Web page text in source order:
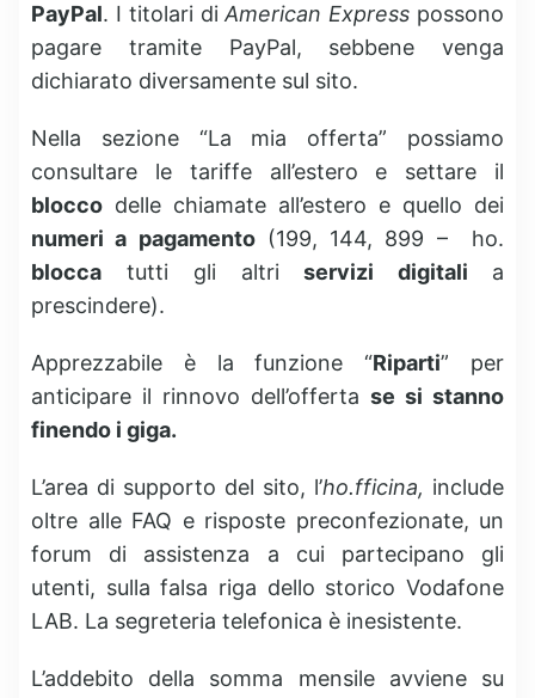
PayPal. I titolari diAmerican Express possono
pagare tramite PayPal, sebbene venga
dichiarato diversamente sul sito.
Nella sezione “La mia offerta” possiamo
consultare le tariffe all’estero e settare il
blocco delle chiamate all’estero e quello dei
numeri a pagamento(199, 144, 899 – ho.
blocca tutti gli altriservizi digitali a
prescindere).
Apprezzabile è la funzione “Riparti” per
anticipare il rinnovo dell’offerta se si stanno
finendo i giga.
L’area di supporto del sito, l’ho.fficina, include
oltre alle FAQ e risposte preconfezionate, un
forum di assistenza a cui partecipano gli
utenti, sulla falsa riga dello storico Vodafone
LAB. La segreteria telefonica è inesistente.
L’addebito della somma mensile avviene su